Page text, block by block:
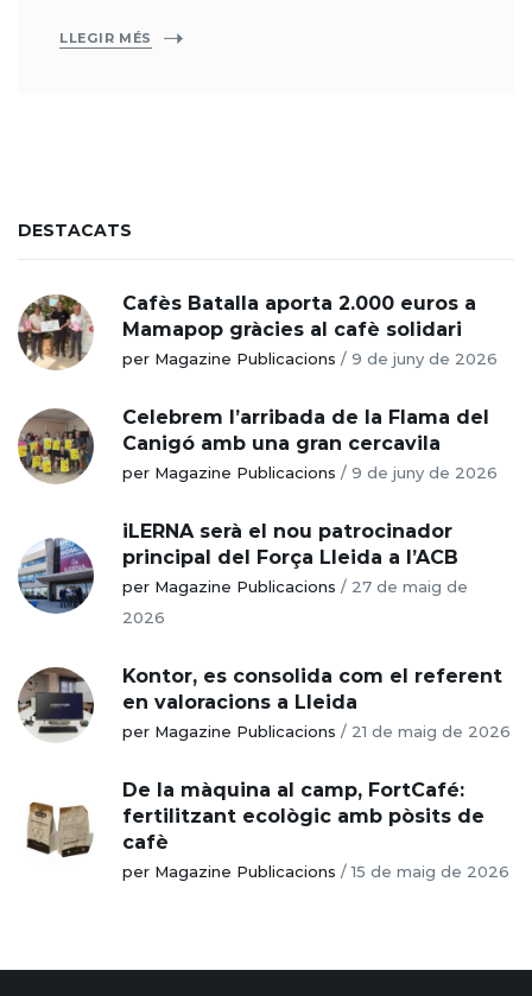
LLEGIR MÉS
DESTACATS
Cafès Batalla aporta 2.000 euros a
Mamapop gràcies al cafè solidari
per Magazine Publicacions / 9 de juny de 2026
Celebrem l’arribada de la Flama del
Canigó amb una gran cercavila
per Magazine Publicacions / 9 de juny de 2026
iLERNA serà el nou patrocinador
principal del Força Lleida a l’ACB
per Magazine Publicacions / 27 de maig de
2026
Kontor, es consolida com el referent
en valoracions a Lleida
per Magazine Publicacions / 21 de maig de 2026
De la màquina al camp, FortCafé:
fertilitzant ecològic amb pòsits de
cafè
per Magazine Publicacions /15 de maig de 2026